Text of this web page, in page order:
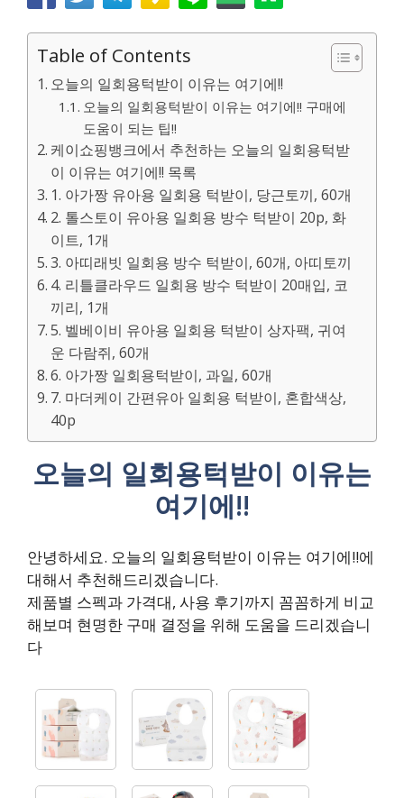
Table of Contents
오늘의 일회용턱받이 이유는 여기에!!
오늘의 일회용턱받이 이유는 여기에!! 구매에
도움이 되는 팁!!
케이쇼핑뱅크에서 추천하는 오늘의 일회용턱받
이 이유는 여기에!! 목록
1. 아가짱 유아용 일회용 턱받이, 당근토끼, 60개
2. 톨스토이 유아용 일회용 방수 턱받이 20p, 화
이트, 1개
3. 아띠래빗 일회용 방수 턱받이, 60개, 아띠토끼
4. 리틀클라우드 일회용 방수 턱받이 20매입, 코
끼리, 1개
5. 벨베이비 유아용 일회용 턱받이 상자팩, 귀여
운 다람쥐, 60개
6. 아가짱 일회용턱받이, 과일, 60개
7. 마더케이 간편유아 일회용 턱받이, 혼합색상,
40p
오늘의 일회용턱받이 이유는
여기에!!
안녕하세요. 오늘의 일회용턱받이 이유는 여기에!!에
대해서 추천해드리겠습니다.
제품별 스펙과 가격대, 사용 후기까지 꼼꼼하게 비교
해보며 현명한 구매 결정을 위해 도움을 드리겠습니
다